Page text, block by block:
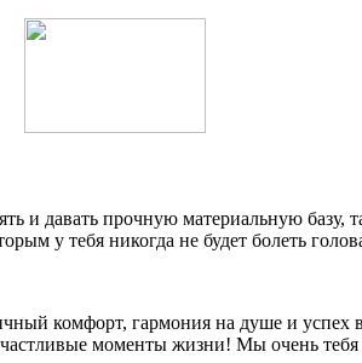
и давать прочную материальную базу,
у тебя никогда не будет болеть
комфорт, гармония на душе и успех
моменты жизни! Мы очень